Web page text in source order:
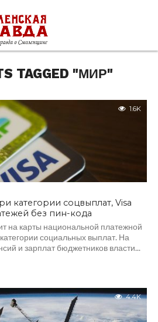
TAGGED "МИР"
1.6K
категории соцвыплат, Visa
без пин-кода
на карты национальной платежной
социальных выплат. На
и зарплат бюджетников власти...
4.4K